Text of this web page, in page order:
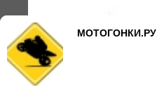
МОТОГОНКИ.РУ